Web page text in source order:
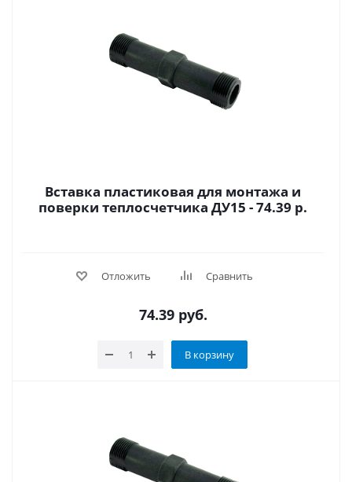
Вставка пластиковая для монтажа и
поверки теплосчетчика ДУ15 - 74.39 р.
Отложить Сравнить
74.39 руб.
В корзину